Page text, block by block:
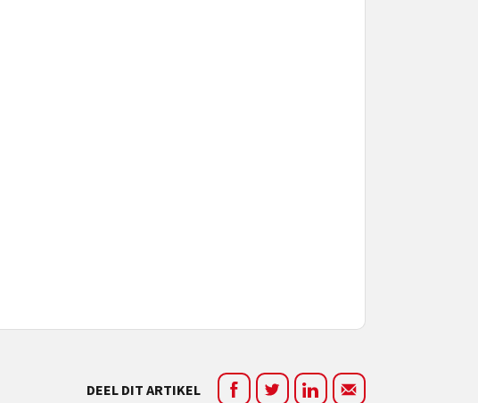
DEEL DIT ARTIKEL